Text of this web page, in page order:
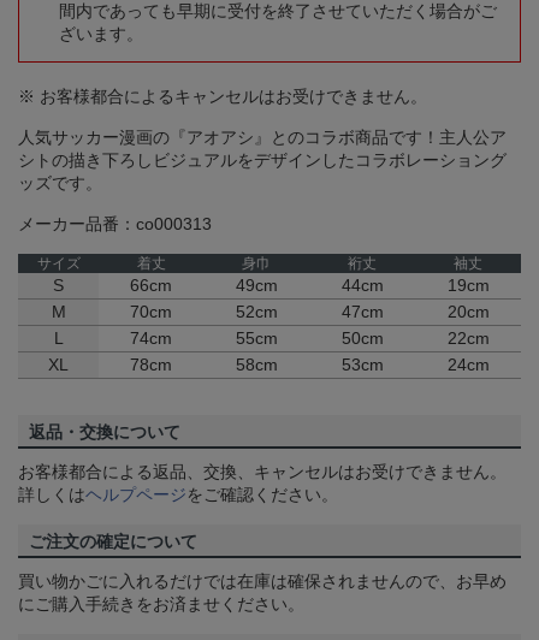
間内であっても早期に受付を終了させていただく場合がご
ざいます。
※ お客様都合によるキャンセルはお受けできません。
人気サッカー漫画の『アオアシ』とのコラボ商品です！主人公ア
シトの描き下ろしビジュアルをデザインしたコラボレーショング
ッズです。
メーカー品番：co000313
サイズ 着丈 身巾 裄丈 袖丈
S 66cm 49cm 44cm
19cm
M
70cm 52cm 47cm
20cm
L
74cm 55cm 50cm
22cm
XL
78cm 58cm 53cm 24cm
返品・交換について
お客様都合による返品、交換、キャンセルはお受けできません。
詳しくはヘルプページをご確認ください。
ご注文の確定について
買い物かごに入れるだけでは在庫は確保されませんので、お早め
にご購入手続きをお済ませください。